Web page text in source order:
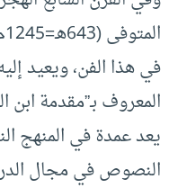
في هذا الفن، ويعيد
المعروف بـ”مقدمة
يعد عمدة في المنهج
النصوص في مجال